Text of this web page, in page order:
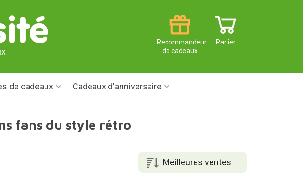
Panier
Recommandeur
de cadeaux
de cadeaux Cadeaux d'anniversaire
fans du style rétro
Meilleures ventes